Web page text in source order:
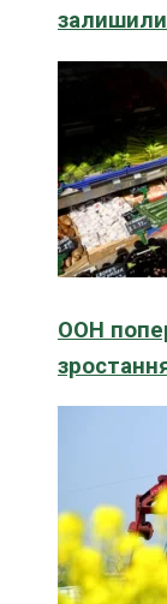
ООН